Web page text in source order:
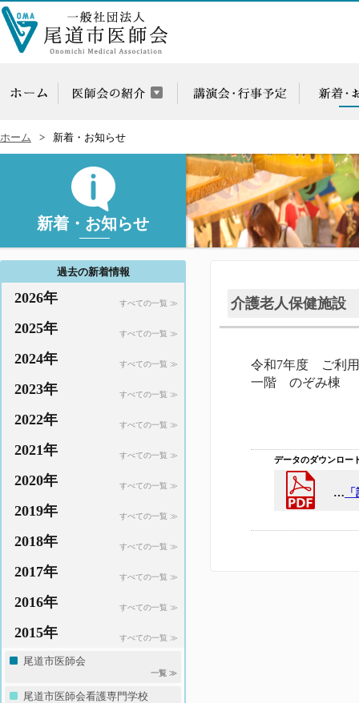
ホーム 新着・お知らせ
新着・お知らせ
介護老人保健施設
令和7年度 ご利用
一階 のぞみ棟
データのダウンロー
…
過去の新着情報
2026年 すべての一覧 ≫
2025年 すべての一覧 ≫
2024年 すべての一覧 ≫
2023年 すべての一覧 ≫
2022年 すべての一覧 ≫
2021年 すべての一覧 ≫
2020年 すべての一覧 ≫
2019年 すべての一覧 ≫
2018年 すべての一覧 ≫
2017年 すべての一覧 ≫
2016年 すべての一覧 ≫
2015年 すべての一覧 ≫
尾道市医師会
一覧 ≫
尾道市医師会看護専門学校